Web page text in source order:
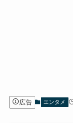
広告 エンタメ